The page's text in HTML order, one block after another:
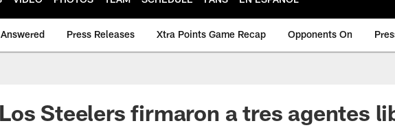
Press Releases Xtra Points Game Recap Opponents On
Los Steelers firmaron a tres agentes